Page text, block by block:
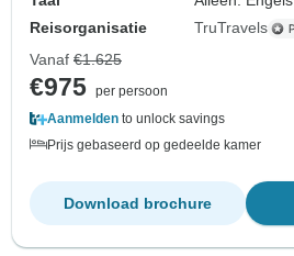
Reisorganisatie
TruTravels
Vanaf €1.625
€975 per persoon
Aanmelden to unlock savings
Prijs gebaseerd op gedeelde kamer
Download brochure